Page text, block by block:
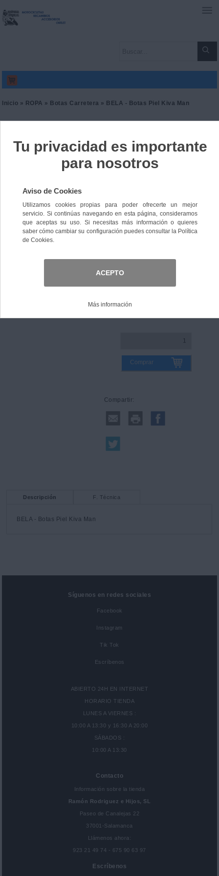
Inicio » ROPA » Botas Carretera » BELA - Botas Piel Kiva Man
Ref. 9165314045973
95,00 €IVA incl.
Guía de tallas
Comprar
Compartir:
Descripción F. Técnica
BELA - Botas Piel Kiva Man
Síguenos en redes sociales
Facebook
Instagram
Tik Tok
Escríbenos
ABIERTO 24H EN INTERNET
HORARIO TIENDA
LUNES A VIERNES :
10:00 A 13:30 y 16:30 A 20:00
SÁBADOS :
10:00 A 13:30
Contacto
Información sobre la tienda
Ramón Rodriguez e Hijos, SL
Paseo de Canalejas 22
37001-Salamanca
Llámenos ahora:
923 21 49 74 - 675 90 63 97
Escríbenos